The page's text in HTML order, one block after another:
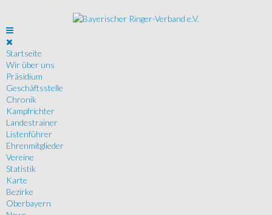
Startseite
Wir über uns
Präsidium
Geschäftsstelle
Chronik
Kampfrichter
Landestrainer
Listenführer
Ehrenmitglieder
Vereine
Statistik
Karte
Bezirke
Oberbayern